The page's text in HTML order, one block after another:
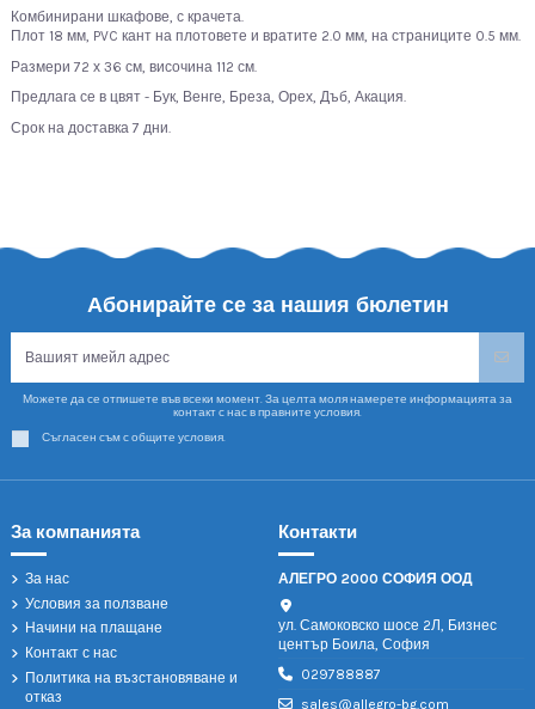
Комбинирани шкафове, с крачета.
Плот 18 мм, PVC кант на плотовете и вратите 2.0 мм, на страниците 0.5 мм.
Размери 72 х 36 см, височина 112 см.
Предлага се в цвят - Бук, Венге, Бреза, Орех, Дъб, Акация.
Срок на доставка 7 дни.
Абонирайте се за нашия бюлетин
Можете да се отпишете във всеки момент. За целта моля намерете информацията за
контакт с нас в правните условия.
Съгласен съм с общите условия.
За компанията
За нас
Условия за ползване
Начини на плащане
Контакт с нас
Политика на възстановяване и
отказ
Контакти
АЛЕГРО 2000 СОФИЯ ООД
ул. Самоковско шосе 2Л, Бизнес
център Боила, София
029788887
sales@allegro-bg.com